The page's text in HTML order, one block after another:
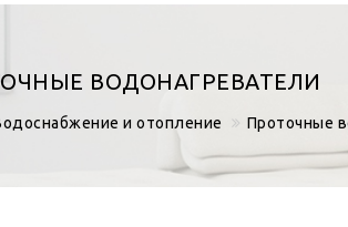
ВОДОНАГРЕВАТЕЛИ
и отопление Проточные